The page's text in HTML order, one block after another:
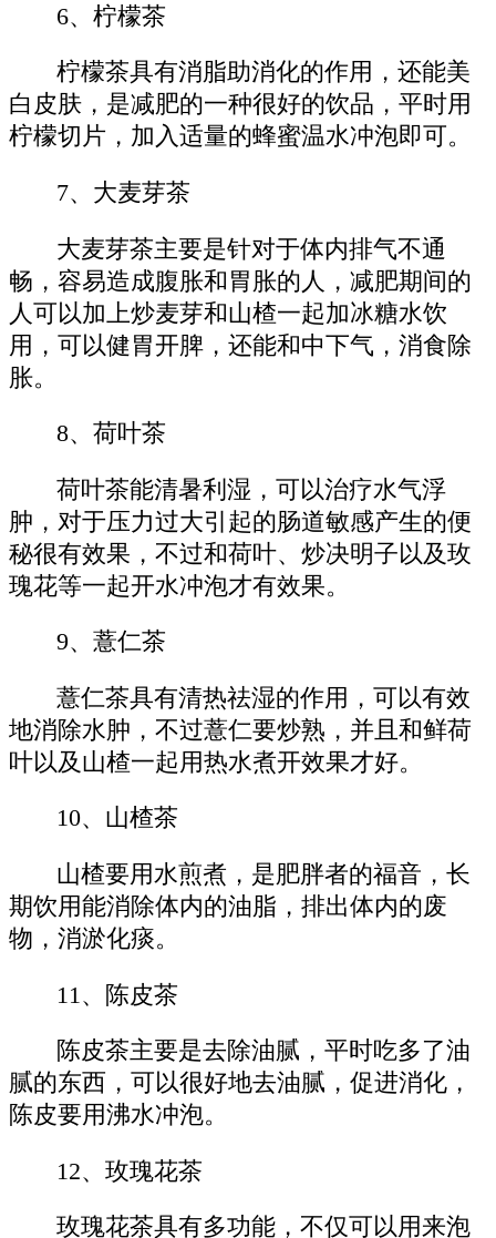
6、柠檬茶
柠檬茶具有消脂助消化的作用，还能美
白皮肤，是减肥的一种很好的饮品，平时用
柠檬切片，加入适量的蜂蜜温水冲泡即可。
7、大麦芽茶
大麦芽茶主要是针对于体内排气不通
畅，容易造成腹胀和胃胀的人，减肥期间的
人可以加上炒麦芽和山楂一起加冰糖水饮
用，可以健胃开脾，还能和中下气，消食除
胀。
8、荷叶茶
荷叶茶能清暑利湿，可以治疗水气浮
肿，对于压力过大引起的肠道敏感产生的便
秘很有效果，不过和荷叶、炒决明子以及玫
瑰花等一起开水冲泡才有效果。
9、薏仁茶
薏仁茶具有清热祛湿的作用，可以有效
地消除水肿，不过薏仁要炒熟，并且和鲜荷
叶以及山楂一起用热水煮开效果才好。
10、山楂茶
山楂要用水煎煮，是肥胖者的福音，长
期饮用能消除体内的油脂，排出体内的废
物，消淤化痰。
11、陈皮茶
陈皮茶主要是去除油腻，平时吃多了油
腻的东西，可以很好地去油腻，促进消化，
陈皮要用沸水冲泡。
12、玫瑰花茶
玫瑰花茶具有多功能，不仅可以用来泡